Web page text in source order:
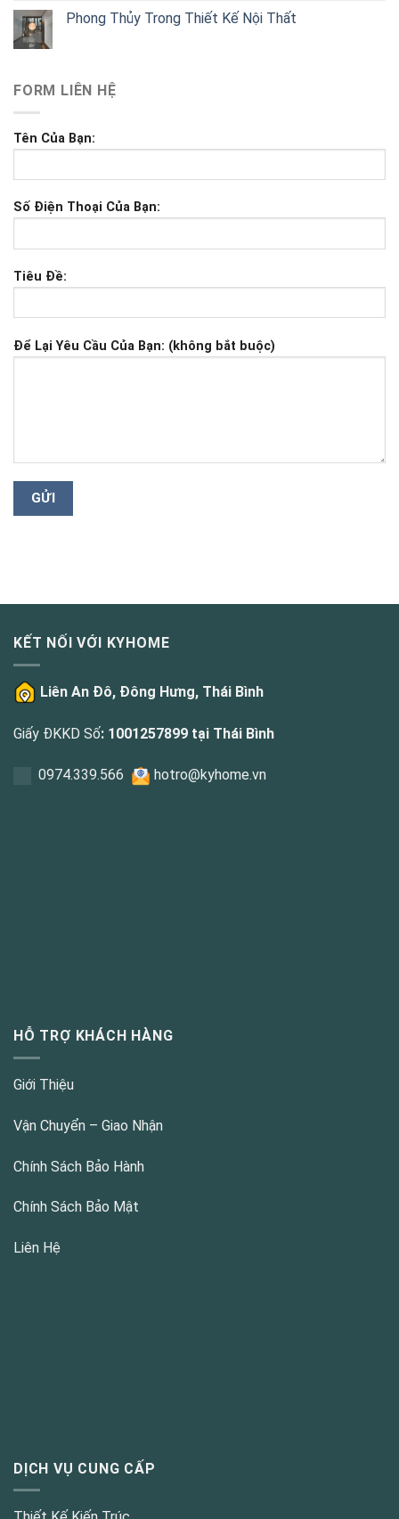
Phong Thủy Trong Thiết Kế Nội Thất
FORM LIÊN HỆ
Tên Của Bạn:
Số Điện Thoại Của Bạn:
Tiêu Đề:
Để Lại Yêu Cầu Của Bạn: (không bắt buộc)
KẾT NỐI VỚI KYHOME
Liên An Đô, Đông Hưng, Thái Bình
Giấy ĐKKD Số: 1001257899 tại Thái Bình
0974.339.566 hotro@kyhome.vn
HỖ TRỢ KHÁCH HÀNG
Giới Thiệu
Vận Chuyển – Giao Nhận
Chính Sách Bảo Hành
Chính Sách Bảo Mật
Liên Hệ
DỊCH VỤ CUNG CẤP